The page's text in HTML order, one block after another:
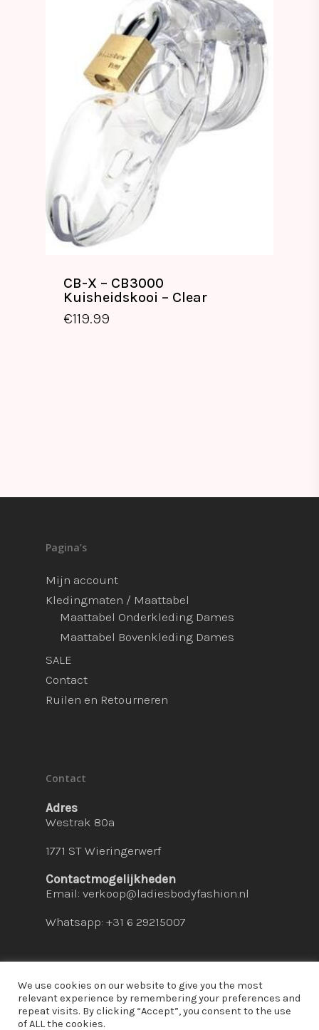
CB-X – CB3000
Kuisheidskooi – Clear
€119.99
€119.99
Pagina’s
Mijn account
Kledingmaten / Maattabel
Maattabel Onderkleding Dames
Maattabel Bovenkleding Dames
SALE
Contact
Ruilen en Retourneren
Contact
Adres
Westrak 80a
1771 ST Wieringerwerf
Contactmogelijkheden
Email: verkoop@ladiesbodyfashion.nl
Whatsapp: +31 6 29215007
© 2026 Ladies Bodyfashion. hosted by:
We use cookies on our website to give you the most
relevant experience by remembering your preferences and
repeat visits. By clicking “Accept”, you consent to the use
of ALL the cookies.